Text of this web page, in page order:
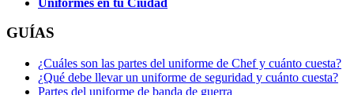
GUÍAS
¿Cuáles son las partes del uniforme de Chef y cuánto cuesta?
¿Qué debe llevar un uniforme de seguridad y cuánto cuesta?
Partes del uniforme de banda de guerra